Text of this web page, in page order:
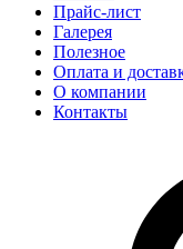
Прайс-лист
Галерея
Полезное
Оплата и
О компании
Контакты